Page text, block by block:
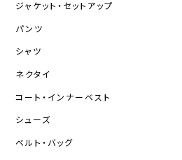
ジャケット・セットアップ
パンツ
シャツ
ネクタイ
コート・インナーベスト
シューズ
ベルト・バッグ